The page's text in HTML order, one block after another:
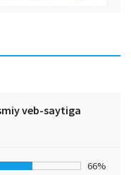
veb-saytiga
66%